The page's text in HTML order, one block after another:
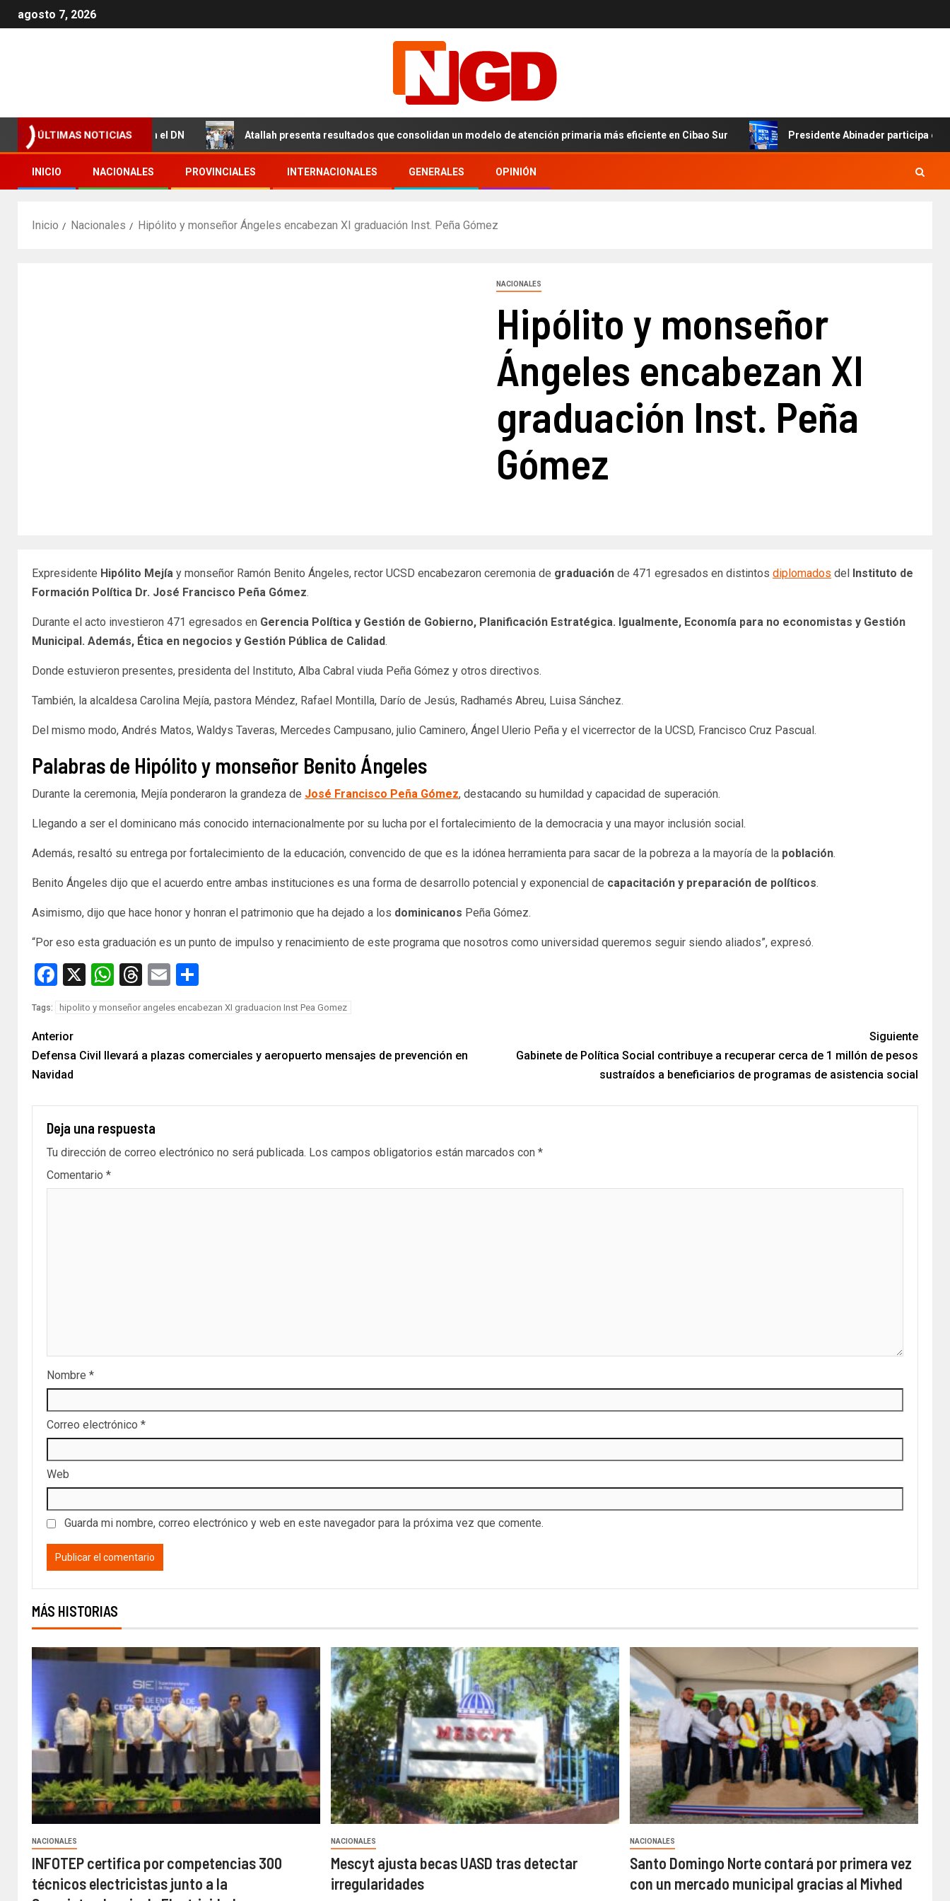
agosto 7, 2026
ÚLTIMAS NOTICIAS
y Los Girasoles en el DN Atallah presenta resultados que consolidan un modelo de atención primaria más eficiente en Cibao Sur Presidente Abinader participa en primer
INICIO NACIONALES PROVINCIALES INTERNACIONALES GENERALES OPINIÓN
Inicio Nacionales Hipólito y monseñor Ángeles encabezan XI graduación Inst. Peña Gómez
NACIONALES
Hipólito y monseñor
Ángeles encabezan XI
graduación Inst. Peña
Gómez
Expresidente Hipólito Mejía y monseñor Ramón Benito Ángeles, rector UCSD encabezaron ceremonia de graduación de 471 egresados en distintos diplomados del Instituto de
Formación Política Dr. José Francisco Peña Gómez.
Durante el acto investieron 471 egresados en Gerencia Política y Gestión de Gobierno, Planificación Estratégica. Igualmente, Economía para no economistas y Gestión
Municipal. Además, Ética en negocios y Gestión Pública de Calidad.
Donde estuvieron presentes, presidenta del Instituto, Alba Cabral viuda Peña Gómez y otros directivos.
También, la alcaldesa Carolina Mejía, pastora Méndez, Rafael Montilla, Darío de Jesús, Radhamés Abreu, Luisa Sánchez.
Del mismo modo, Andrés Matos, Waldys Taveras, Mercedes Campusano, julio Caminero, Ángel Ulerio Peña y el vicerrector de la UCSD, Francisco Cruz Pascual.
Palabras de Hipólito y monseñor Benito Ángeles
Durante la ceremonia, Mejía ponderaron la grandeza de José Francisco Peña Gómez, destacando su humildad y capacidad de superación.
Llegando a ser el dominicano más conocido internacionalmente por su lucha por el fortalecimiento de la democracia y una mayor inclusión social.
Además, resaltó su entrega por fortalecimiento de la educación, convencido de que es la idónea herramienta para sacar de la pobreza a la mayoría de la población.
Benito Ángeles dijo que el acuerdo entre ambas instituciones es una forma de desarrollo potencial y exponencial de capacitación y preparación de políticos.
Asimismo, dijo que hace honor y honran el patrimonio que ha dejado a los dominicanos Peña Gómez.
“Por eso esta graduación es un punto de impulso y renacimiento de este programa que nosotros como universidad queremos seguir siendo aliados”, expresó.
Facebook
X WhatsApp
Threads
Email
Tags: hipolito y monseñor angeles encabezan XI graduacion Inst Pea Gomez
Anterior
Defensa Civil llevará a plazas comerciales y aeropuerto mensajes de prevención en
Navidad
Siguiente
Gabinete de Política Social contribuye a recuperar cerca de 1 millón de pesos
sustraídos a beneficiarios de programas de asistencia social
Deja una respuesta
Tu dirección de correo electrónico no será publicada. Los campos obligatorios están marcados con *
Comentario *
Nombre *
Correo electrónico *
Web
Guarda mi nombre, correo electrónico y web en este navegador para la próxima vez que comente.
MÁS HISTORIAS
NACIONALES
INFOTEP certifica por competencias 300
técnicos electricistas junto a la
NACIONALES
Mescyt ajusta becas UASD tras detectar
irregularidades
NACIONALES
Santo Domingo Norte contará por primera vez
con un mercado municipal gracias al Mivhed